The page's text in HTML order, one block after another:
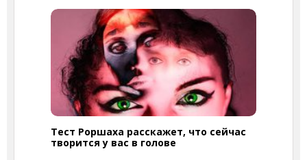
Тест Роршаха расскажет, что сейчас
творится у вас в голове